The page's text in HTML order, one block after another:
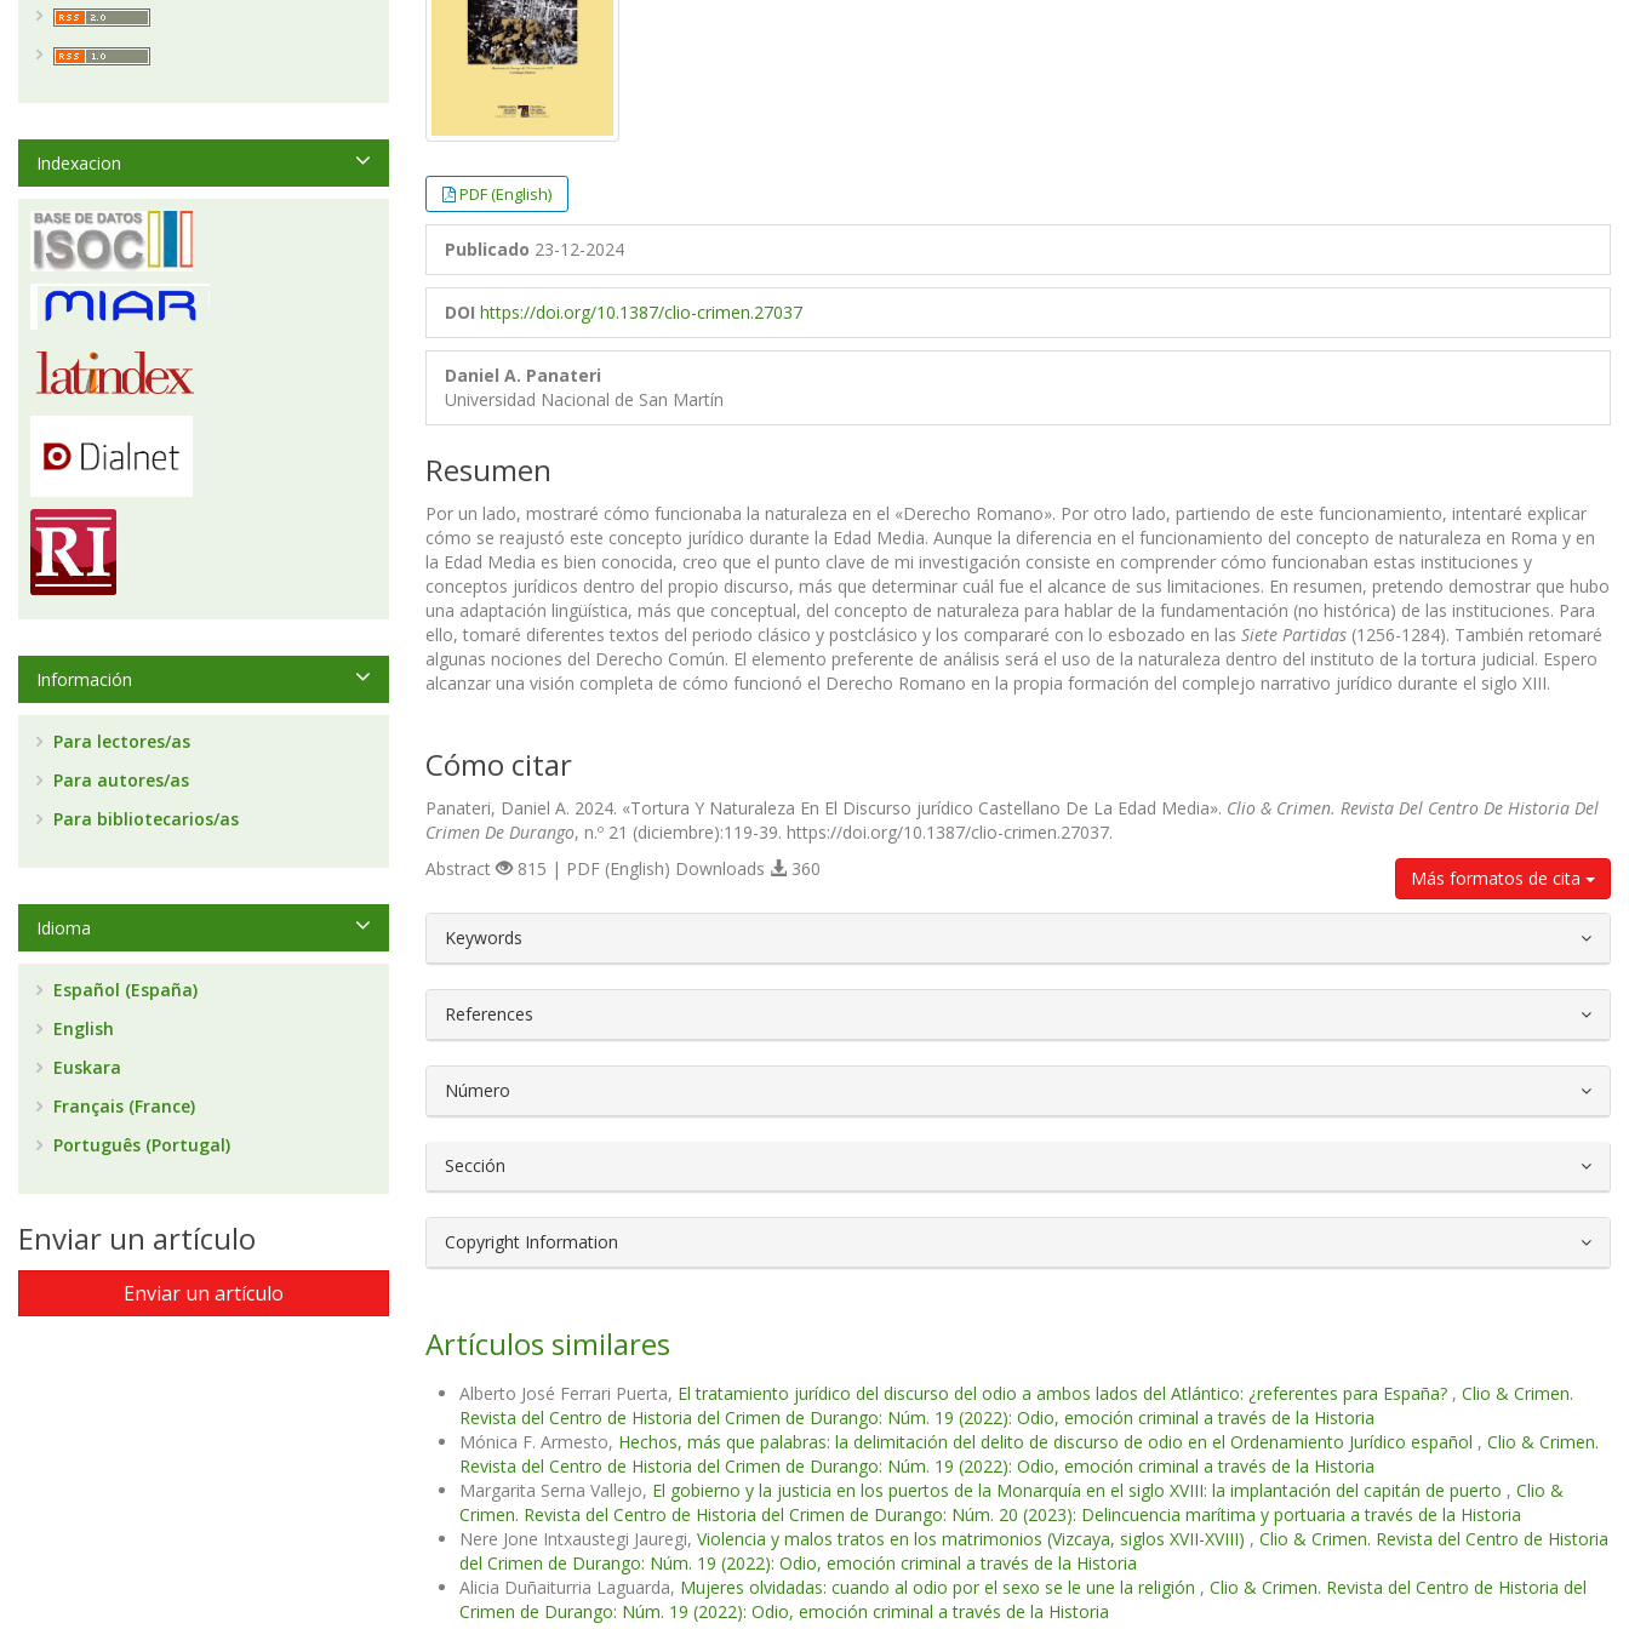
PDF (English)
Publicado 23-12-2024
DOI https://doi.org/10.1387/clio-crimen.27037
Daniel A. Panateri
Universidad Nacional de San Martín
Resumen
Por un lado, mostraré cómo funcionaba la naturaleza en el «Derecho Romano». Por otro lado, partiendo de este funcionamiento, intentaré explicar
cómo se reajustó este concepto jurídico durante la Edad Media. Aunque la diferencia en el funcionamiento del concepto de naturaleza en Roma y en
la Edad Media es bien conocida, creo que el punto clave de mi investigación consiste en comprender cómo funcionaban estas instituciones y
conceptos jurídicos dentro del propio discurso, más que determinar cuál fue el alcance de sus limitaciones. En resumen, pretendo demostrar que hubo
una adaptación lingüística, más que conceptual, del concepto de naturaleza para hablar de la fundamentación (no histórica) de las instituciones. Para
ello, tomaré diferentes textos del periodo clásico y postclásico y los compararé con lo esbozado en las Siete Partidas (1256-1284). También retomaré
algunas nociones del Derecho Común. El elemento preferente de análisis será el uso de la naturaleza dentro del instituto de la tortura judicial. Espero
alcanzar una visión completa de cómo funcionó el Derecho Romano en la propia formación del complejo narrativo jurídico durante el siglo XIII.
Cómo citar
Panateri, Daniel A. 2024. «Tortura Y Naturaleza En El Discurso jurídico Castellano De La Edad Media». Clio & Crimen. Revista Del Centro De Historia Del
Crimen De Durango, n.º 21 (diciembre):119-39. https://doi.org/10.1387/clio-crimen.27037.
Más formatos de cita
Abstract 815 | PDF (English) Downloads 360
##plugins.themes.bootstrap3.article.details##
Keywords
References
Número
Sección
Copyright Information
Artículos similares
Alberto José Ferrari Puerta, El tratamiento jurídico del discurso del odio a ambos lados del Atlántico: ¿referentes para España? , Clio & Crimen.
Revista del Centro de Historia del Crimen de Durango: Núm. 19 (2022): Odio, emoción criminal a través de la Historia
Mónica F. Armesto, Hechos, más que palabras: la delimitación del delito de discurso de odio en el Ordenamiento Jurídico español , Clio & Crimen.
Revista del Centro de Historia del Crimen de Durango: Núm. 19 (2022): Odio, emoción criminal a través de la Historia
Margarita Serna Vallejo, El gobierno y la justicia en los puertos de la Monarquía en el siglo XVIII: la implantación del capitán de puerto , Clio &
Crimen. Revista del Centro de Historia del Crimen de Durango: Núm. 20 (2023): Delincuencia marítima y portuaria a través de la Historia
Nere Jone Intxaustegi Jauregi, Violencia y malos tratos en los matrimonios (Vizcaya, siglos XVII-XVIII) , Clio & Crimen. Revista del Centro de Historia
del Crimen de Durango: Núm. 19 (2022): Odio, emoción criminal a través de la Historia
Alicia Duñaiturria Laguarda, Mujeres olvidadas: cuando al odio por el sexo se le une la religión , Clio & Crimen. Revista del Centro de Historia del
Crimen de Durango: Núm. 19 (2022): Odio, emoción criminal a través de la Historia
Indexacion
Información
Para lectores/as
Para autores/as
Para bibliotecarios/as
Idioma
Español (España)
English
Euskara
Français (France)
Português (Portugal)
Enviar un artículo
Enviar un artículo